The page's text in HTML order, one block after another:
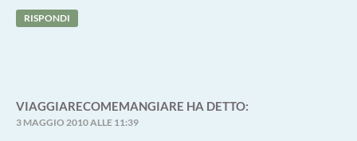
RISPONDI
VIAGGIARECOMEMANGIARE HA DETTO:
3 MAGGIO 2010 ALLE 11:39